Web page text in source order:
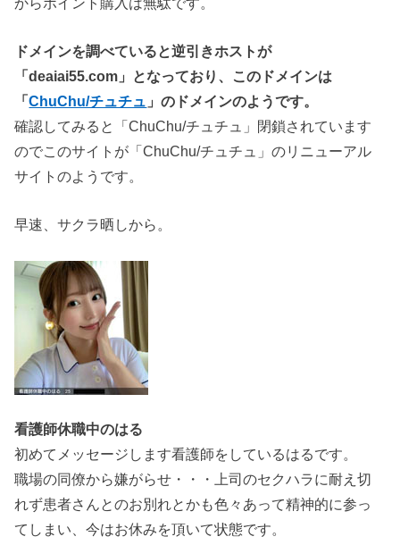
ドメインを調べていると逆引きホストが
「deaiai55.com」となっており、このドメインは
「ChuChu/チュチュ 」のドメインのようです。
確認してみると「ChuChu/チュチュ」閉鎖されています
のでこのサイトが「ChuChu/チュチュ」のリニューアル
サイトのようです。
早速、サクラ晒しから。
看護師休職中のはる
初めてメッセージします看護師をしているはるです。
職場の同僚から嫌がらせ・・・上司のセクハラに耐え切
れず患者さんとのお別れとかも色々あって精神的に参っ
てしまい、今はお休みを頂いて状態です。